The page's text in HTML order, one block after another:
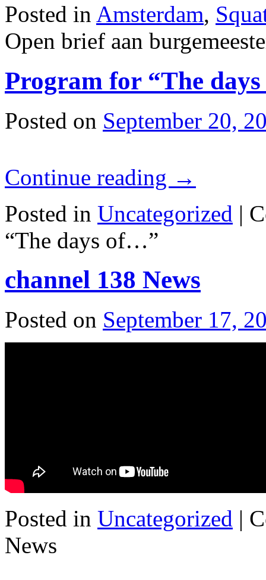
Posted in Amsterdam,
Open brief aan
Program for “The
Posted on September 20,
Continue reading →
Posted in Uncategorized |
“The days of…”
channel 138 News
Posted on September 17,
Posted in Uncategorized |
News